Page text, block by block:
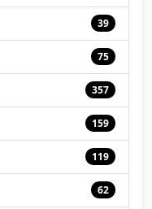
39
75
357
159
119
62